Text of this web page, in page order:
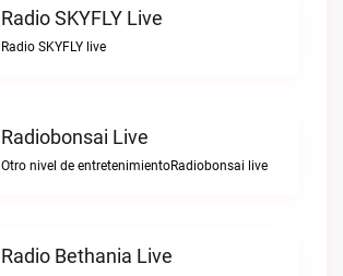
Radio SKYFLY Live
Radio SKYFLY live
Radiobonsai Live
Otro nivel de entretenimientoRadiobonsai live
Radio Bethania Live